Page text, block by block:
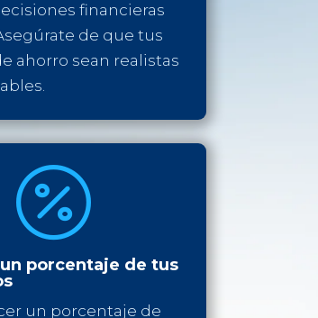
financieras
de que tus
ahorro sean realistas

porcentaje de tus
un porcentaje de